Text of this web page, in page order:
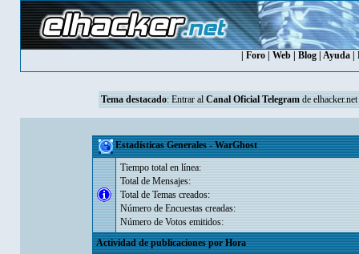
Foro Web Blog Ayuda
Tema destacado: Entrar al Canal Oficial Telegramde elhacker.net
Estadísticas Generales - WarGhost
Tiempo total en línea:
Total de Mensajes:
Total de Temas creados:
Número de Encuestas creadas:
Número de Votos emitidos:
Actividad de publicaciones por Hora